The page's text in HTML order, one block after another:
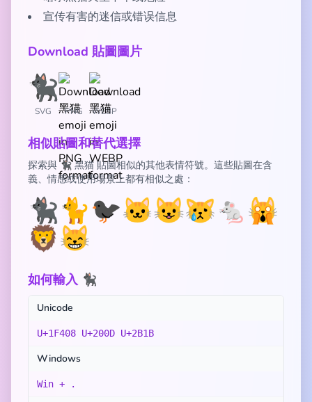
宣传有害的迷信或错误信息
Download 貼圖圖片
SVG PNG WEBP
相似貼圖和替代選擇
探索與 🐈‍⬛ 黑猫 貼圖相似的其他表情符號。這些貼圖在含
義、情感或使用場景上都有相似之處：
🐈‍⬛🐈🐦‍⬛🐱😺😿🐁🙀
🦁😸
如何輸入 🐈‍⬛
Unicode
U+1F408 U+200D U+2B1B
Windows
Win + .